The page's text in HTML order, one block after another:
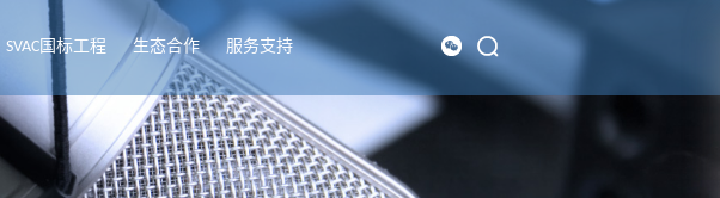
SVAC国标工程 生态合作 服务支持